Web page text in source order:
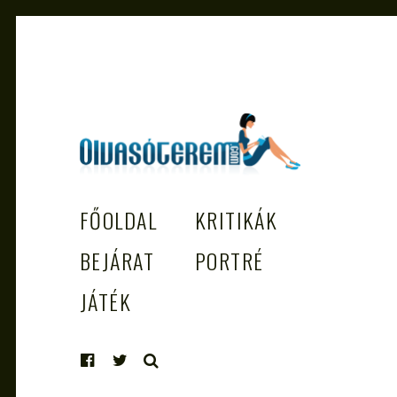
EGÉSZSÉGES OLVASÁS TÁMOGATÓJA
FŐOLDAL
KRITIKÁK
BEJÁRAT
PORTRÉ
JÁTÉK